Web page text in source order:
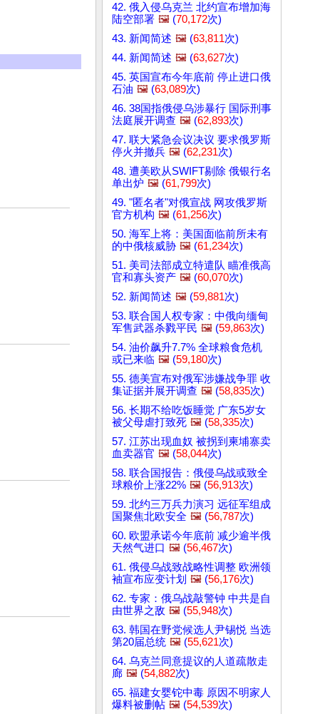
42. 俄入侵乌克兰 北约宣布增加海
陆空部署 🖼️ (70,172次)
43. 新闻简述 🖼️ (63,811次)
44. 新闻简述 🖼️ (63,627次)
45. 英国宣布今年底前 停止进口俄
石油 🖼️ (63,089次)
46. 38国指俄侵乌涉暴行 国际刑事
法庭展开调查 🖼️ (62,893次)
47. 联大紧急会议决议 要求俄罗斯
停火并撤兵 🖼️ (62,231次)
48. 遭美欧从SWIFT剔除 俄银行名
单出炉 🖼️ (61,799次)
49. "匿名者"对俄宣战 网攻俄罗斯
官方机构 🖼️ (61,256次)
50. 海军上将：美国面临前所未有
的中俄核威胁 🖼️ (61,234次)
51. 美司法部成立特遣队 瞄准俄高
官和寡头资产 🖼️ (60,070次)
52. 新闻简述 🖼️ (59,881次)
53. 联合国人权专家：中俄向缅甸
军售武器杀戮平民 🖼️ (59,863次)
54. 油价飙升7.7% 全球粮食危机
或已来临 🖼️ (59,180次)
55. 德美宣布对俄军涉嫌战争罪 收
集证据并展开调查 🖼️ (58,835次)
56. 长期不给吃饭睡觉 广东5岁女
被父母虐打致死 🖼️ (58,335次)
57. 江苏出现血奴 被拐到柬埔寨卖
血卖器官 🖼️ (58,044次)
58. 联合国报告：俄侵乌战或致全
球粮价上涨22% 🖼️ (56,913次)
59. 北约三万兵力演习 远征军组成
国聚焦北欧安全 🖼️ (56,787次)
60. 欧盟承诺今年底前 减少逾半俄
天然气进口 🖼️ (56,467次)
61. 俄侵乌战致战略性调整 欧洲领
袖宣布应变计划 🖼️ (56,176次)
62. 专家：俄乌战敲警钟 中共是自
由世界之敌 🖼️ (55,948次)
63. 韩国在野党候选人尹锡悦 当选
第20届总统 🖼️ (55,621次)
64. 乌克兰同意提议的人道疏散走
廊 🖼️ (54,882次)
65. 福建女婴铊中毒 原因不明家人
爆料被删帖 🖼️ (54,539次)